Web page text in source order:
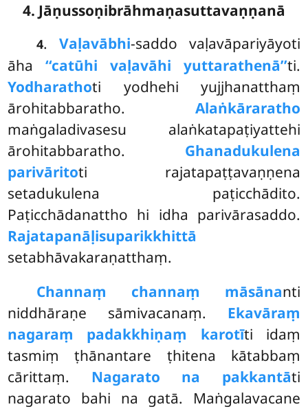
4. Jāṇussoṇibrāhmaṇasuttavaṇṇanā
4. Vaḷavābhi-saddo vaḷavāpariyāyoti
āha‘‘catūhi vaḷavāhi yuttarathenā’’ti.
Yodharathoti yodhehi yujjhanatthaṃ
ārohitabbaratho. Alaṅkāraratho
maṅgaladivasesu alaṅkatapaṭiyattehi
ārohitabbaratho. Ghanadukulena
parivāritoti rajatapaṭṭavaṇṇena
setadukulena paṭicchādito.
Paṭicchādanattho hi idha parivārasaddo.
Rajatapanāḷisuparikkhittā
setabhāvakaraṇatthaṃ.
Channaṃ channaṃ māsānanti
niddhāraṇe sāmivacanaṃ. Ekavāraṃ
nagaraṃ padakkhiṇaṃ karotīti idaṃ
tasmiṃ ṭhānantare ṭhitena kātabbaṃ
cārittaṃ. Nagarato na pakkantāti
nagarato bahi na gatā. Maṅgalavacane